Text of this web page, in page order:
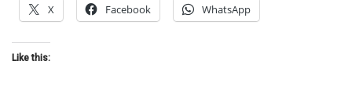
X Facebook WhatsApp
Like this: